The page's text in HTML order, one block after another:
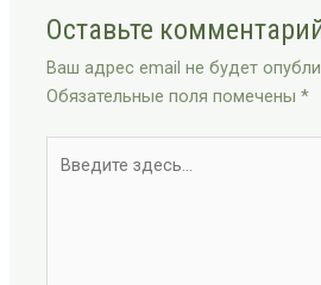
Оставьте
Ваш адрес email не будет
Обязательные поля помечены*
здесь...